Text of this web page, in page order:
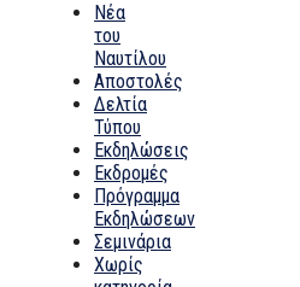
Nέα
του
Ναυτίλου
Αποστολές
Δελτία
Τύπου
Εκδηλώσεις
Εκδρομές
Πρόγραμμα
Εκδηλώσεων
Σεμινάρια
Χωρίς